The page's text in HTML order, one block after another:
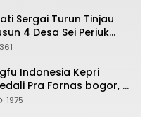
Sergai Turun Tinjau
4 Desa Sei Periuk
Indonesia Kepri
Pra Fornas bogor, 3
1975